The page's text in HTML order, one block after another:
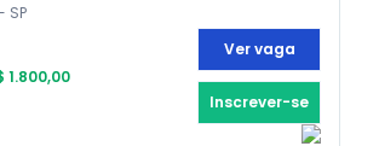
SP
1.800,00
Ver vaga
Inscrever-se